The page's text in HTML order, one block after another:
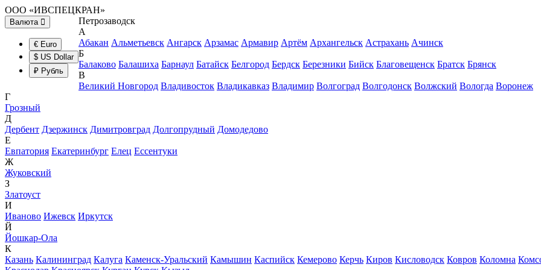
ООО «ИВСПЕЦКРАН»
Валюта
€ Euro
$ US Dollar
₽ Рубль
Петрозаводск
А
Абакан Альметьевск Ангарск Арзамас Армавир Артём Архангельск Астрахань Ачинск
Б
Балаково Балашиха Барнаул Батайск Белгород Бердск Березники Бийск Благовещенск Братск Брянск
В
Великий Новгород Владивосток Владикавказ Владимир Волгоград Волгодонск Волжский Вологда Воронеж
Г
Грозный
Д
Дербент Дзержинск Димитровград Долгопрудный Домодедово
Е
Евпатория Екатеринбург Елец Ессентуки
Ж
Жуковский
З
Златоуст
И
Иваново Ижевск Иркутск
Й
Йошкар-Ола
К
Казань Калининград Калуга Каменск-Уральский Камышин Каспийск Кемерово Керчь Киров Кисловодск Ковров Коломна